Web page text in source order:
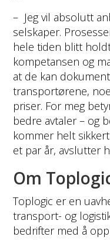
– Jeg vil absolutt
selskaper.
hele tiden blitt
kompetansen og
at de kan
transportørene,
priser. For meg
bedre avtaler – og
kommer helt
et par år, avslutter
Om
Toplogic er en
transport- og
bedrifter med å